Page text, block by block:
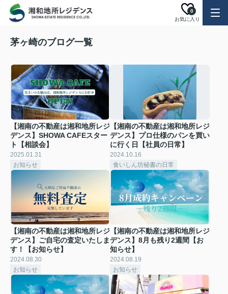
お気に入り
0
茅ヶ崎のブログ一覧
【湘南の不動産は湘和地所レジ
デンス】SHOWA CAFEスター
ト【相談会】
2025.01.31
お知らせ
【湘南の不動産は湘和地所レジ
デンス】プロ仕様のパンを買い
に行く日【社員の日常】
2024.10.16
食いしん坊秘書の日常
【湘南の不動産は湘和地所レジ
デンス】ご自宅の査定いたしま
す！【お知らせ】
2024.08.30
お知らせ
【湘南の不動産は湘和地所レジ
デンス】8月も残り2週間【お
知らせ】
2024.08.19
お知らせ